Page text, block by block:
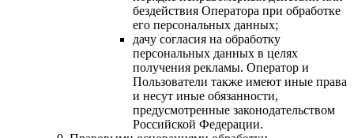
бездействия Оператора при обработке
его персональных данных;
дачу согласия на обработку
персональных данных в целях
получения рекламы. Оператор и
Пользователи также имеют иные права
и несут иные обязанности,
предусмотренные законодательством
Российской Федерации.